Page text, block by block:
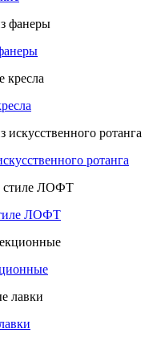
ротанга
ЛОФТ